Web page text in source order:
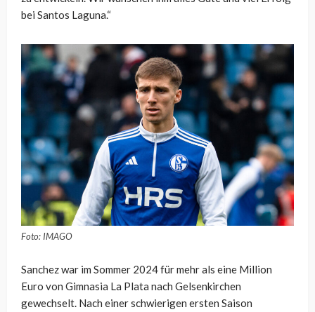
bei Santos Laguna.“
Foto: IMAGO
Sanchez war im Sommer 2024 für mehr als eine Million
Euro von Gimnasia La Plata nach Gelsenkirchen
gewechselt. Nach einer schwierigen ersten Saison